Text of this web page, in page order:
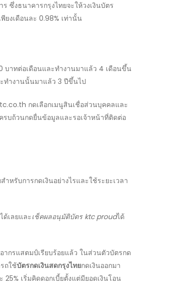
ร ซึ่งธนาคารกรุงไทยจะให้วงเงินบัตร
พียงเดือนละ 0.98% เท่านั้น
บาทต่อเดือนและทำงานมาแล้ว 4 เดือนขึ้น
ทำงานนั้นมาแล้ว 3 ปีขึ้นไป
กดเลือกเมนูสินเชื่อส่วนบุคคลและ
รบถ้วนกดยื่นข้อมูลและรอเจ้าหน้าที่ติดต่อ
หรับการกดเงินอย่างไรและใช้ระยะเวลา
ด้เลยและเช็คผลอนุมัติบัตร ktc proudได้
กรแสตมป์เรียบร้อยแล้ว ในส่วนตัวบัตรกด
ถใช้บัตรกดเงินสดกรุงไทยกดเงินออกมา
25% เริ่มคิดดอกเบี้ยตั้งแต่มียอดเงินโอน